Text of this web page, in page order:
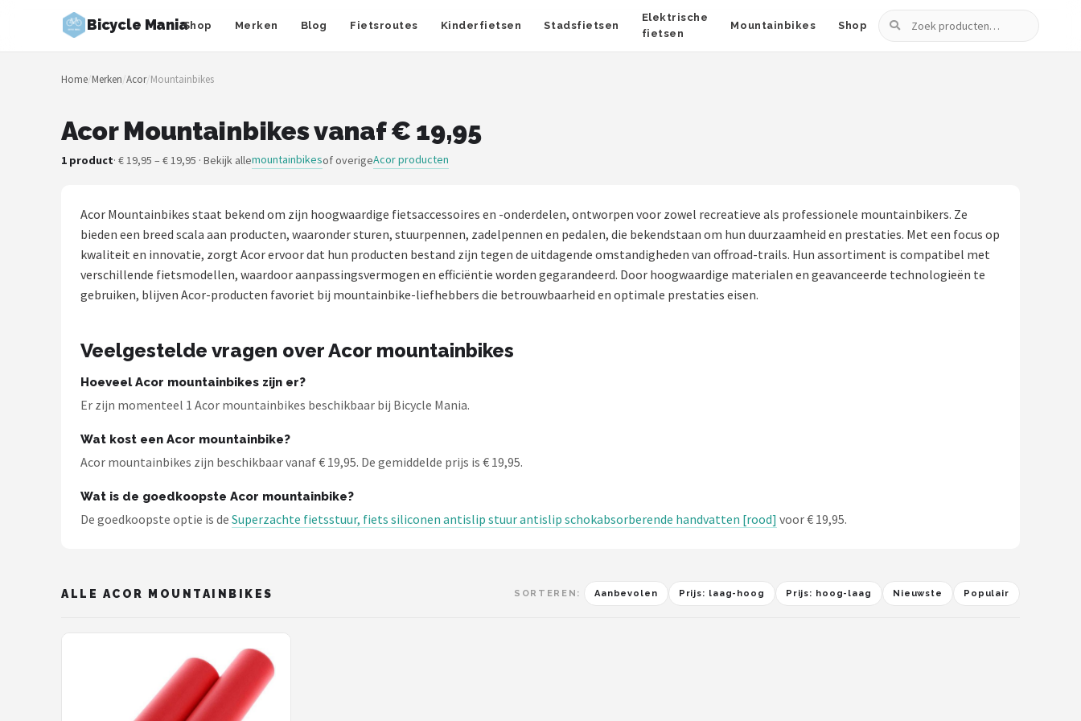
Bicycle ManiaShop Merken Blog Fietsroutes Kinderfietsen Stadsfietsen
Elektrische
fietsen
Mountainbikes Shop
Zoeken
Zoeken
NAVIGATIE
Merken
Fietsroutes
Kinderfietsen
Elektrische fietsen
Mountainbikes
POPULAIRE MERKEN
Home/Merken/Acor/Mountainbikes
Acor Mountainbikes vanaf € 19,95
1 product· € 19,95 – € 19,95 · Bekijk allemountainbikesof overigeAcor producten
Acor Mountainbikes staat bekend om zijn hoogwaardige fietsaccessoires en -onderdelen, ontworpen voor zowel recreatieve als professionele mountainbikers. Ze
bieden een breed scala aan producten, waaronder sturen, stuurpennen, zadelpennen en pedalen, die bekendstaan om hun duurzaamheid en prestaties. Met een focus op
kwaliteit en innovatie, zorgt Acor ervoor dat hun producten bestand zijn tegen de uitdagende omstandigheden van offroad-trails. Hun assortiment is compatibel met
verschillende fietsmodellen, waardoor aanpassingsvermogen en efficiëntie worden gegarandeerd. Door hoogwaardige materialen en geavanceerde technologieën te
gebruiken, blijven Acor-producten favoriet bij mountainbike-liefhebbers die betrouwbaarheid en optimale prestaties eisen.
Veelgestelde vragen over Acor mountainbikes
Hoeveel Acor mountainbikes zijn er?
Er zijn momenteel 1 Acor mountainbikes beschikbaar bij Bicycle Mania.
Wat kost een Acor mountainbike?
Acor mountainbikes zijn beschikbaar vanaf € 19,95. De gemiddelde prijs is € 19,95.
Wat is de goedkoopste Acor mountainbike?
De goedkoopste optie is de Superzachte fietsstuur, fiets siliconen antislip stuur antislip schokabsorberende handvatten [rood] voor € 19,95.
ALLE ACOR MOUNTAINBIKES SORTEREN: Aanbevolen Prijs: laag-hoog Prijs: hoog-laag Nieuwste Populair